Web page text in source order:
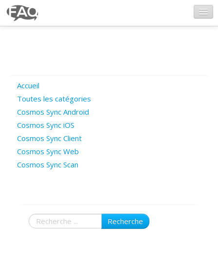
Poser une question
Questions ouvertes
Connexion
Accueil
Toutes les catégories
Cosmos Sync Android
Cosmos Sync iOS
Cosmos Sync Client
Cosmos Sync Web
Cosmos Sync Scan
Recherche